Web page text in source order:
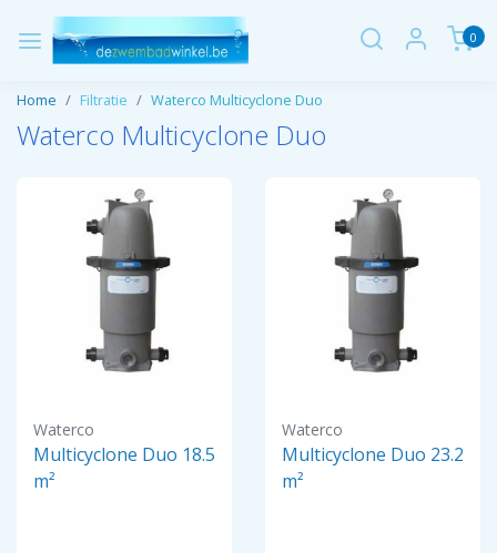
0
Home Filtratie Waterco Multicyclone Duo
Waterco Multicyclone Duo
Waterco
Multicyclone Duo 18.5
m²
Waterco
Multicyclone Duo 23.2
m²